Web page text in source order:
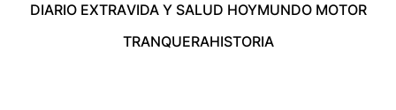
DIARIO EXTRAVIDA Y SALUD HOYMUNDO MOTOR
TRANQUERAHISTORIA